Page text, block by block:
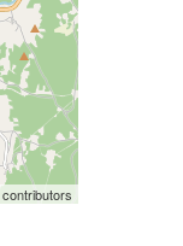
contributors